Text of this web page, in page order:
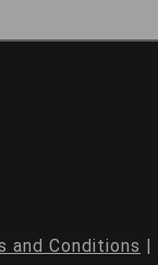
and Conditions |